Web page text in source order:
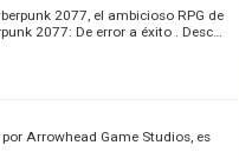
2077, el ambicioso RPG de
2077: De error a éxito . Desc…
Arrowhead Game Studios, es